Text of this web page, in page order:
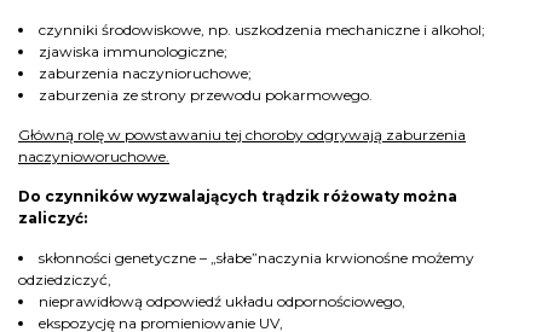
czynniki środowiskowe, np. uszkodzenia mechaniczne i alkohol;
zjawiska immunologiczne;
zaburzenia naczynioruchowe;
zaburzenia ze strony przewodu pokarmowego.
Główną rolę w powstawaniu tej choroby odgrywają zaburzenia
naczynioworuchowe.
Do czynników wyzwalających trądzik różowaty można
zaliczyć:
skłonności genetyczne – „słabe”naczynia krwionośne możemy
odziedziczyć,
nieprawidłową odpowiedź układu odpornościowego,
ekspozycję na promieniowanie UV,